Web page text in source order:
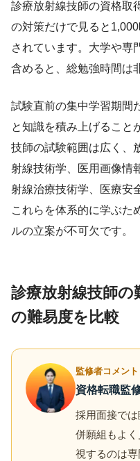
診療放射線技師の資格取
の対策だけで見ると
されています。大学や専
含めると、総勉強時間は
試験直前の集中学習期間
と知識を積み上げること
技師の試験範囲は広く、
射線技術学、医用画像情
射線治療技術学、医療安
これらを体系的に学ぶた
ルの立案が不可欠です。
診療放射線技師の
の難易度を比較
監修者コメント
資格転職監
採用面接で
併願組もよ
視するのは